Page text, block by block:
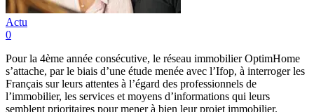
Actu
0
Pour la 4ème année consécutive, le réseau immobilier OptimHome
s’attache, par le biais d’une étude menée avec l’Ifop, à interroger les
Français sur leurs attentes à l’égard des professionnels de
l’immobilier, les services et moyens d’informations qui leurs
semblent prioritaires pour mener à bien leur projet immobilier.